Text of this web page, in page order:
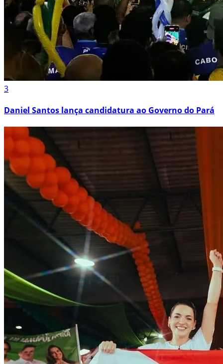
3
Daniel Santos lança candidatura ao Governo do Pará